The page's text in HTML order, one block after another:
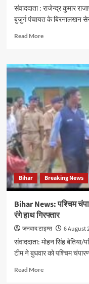
संवाददाता : राजेन्द्र कुमार
बुजुर्ग पंचायत के बिरनालखन
Read MoreRead
Bihar
News:
बुजुर्ग
पंचायत
के
बिरनालखन
सेन
स्थित
बोतला
चौक
पर
प्रधानमंत्री
जनऔषधि
का
उद्घाटन
Bihar Breaking News
Bihar News: पश्चिम
रंगे हाथ गिरफ्तार
जनवाद टाइम्स
6 August
संवाददाता: मोहन सिंह बेतिया/
टीम ने बुधवार को पश्चिम
Read MoreRead